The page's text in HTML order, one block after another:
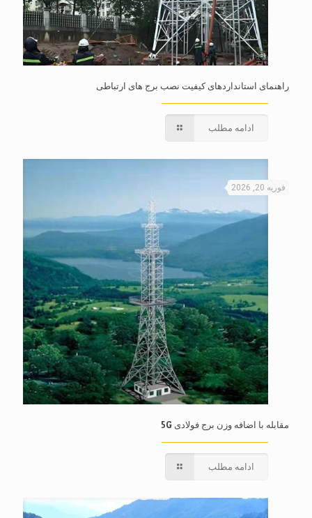
راهنمای استانداردهای کیفیت نصب برج های ارتباطی
ادامه مطلب
فوریه 20, 2026
مقابله با اضافه وزن برج فولادی 5G
ادامه مطلب